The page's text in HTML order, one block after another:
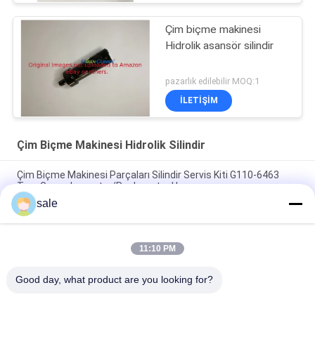
Çim biçme makinesi
Hidrolik asansör silindir
pazarlık edilebilir MOQ:1
İLETIŞIM
Çim Biçme Makinesi Hidrolik Silindir
Çim Biçme Makinesi Parçaları Silindir Servis Kiti G110-6463
Toro Groundsmaster/Reelmaster Uyar
Çim Kısıcı Hidrolik Silindir GTCA23466 Deere ProGator
Uygulama Aracına Uygulanır
Çim Biçme Makinesi Kaldırma Silindiri GTCA13394 Deere Ön
sale
11:10 PM
Good day, what product are you looking for?